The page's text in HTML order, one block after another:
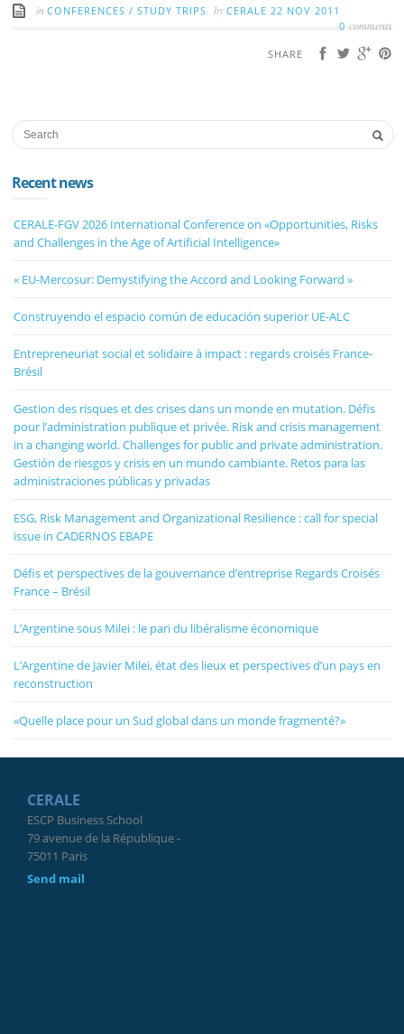
inCONFERENCES /STUDY TRIPS byCERALE22 NOV 2011
0 comments
SHARE
Recent news
CERALE-FGV 2026 International Conference on «Opportunities, Risks
and Challenges in the Age of Artificial Intelligence»
« EU-Mercosur: Demystifying the Accord and Looking Forward »
Construyendo el espacio común de educación superior UE-ALC
Entrepreneuriat social et solidaire à impact : regards croisés France-
Brésil
Gestion des risques et des crises dans un monde en mutation. Défis
pour l’administration publique et privée. Risk and crisis management
in a changing world. Challenges for public and private administration.
Gestión de riesgos y crisis en un mundo cambiante. Retos para las
administraciones públicas y privadas
ESG, Risk Management and Organizational Resilience : call for special
issue in CADERNOS EBAPE
Défis et perspectives de la gouvernance d’entreprise Regards Croisés
France – Brésil
L’Argentine sous Milei : le pari du libéralisme économique
L’Argentine de Javier Milei, état des lieux et perspectives d’un pays en
reconstruction
«Quelle place pour un Sud global dans un monde fragmenté?»
CERALE
ESCP Business School
79 avenue de la République -
75011 Paris
Send mail